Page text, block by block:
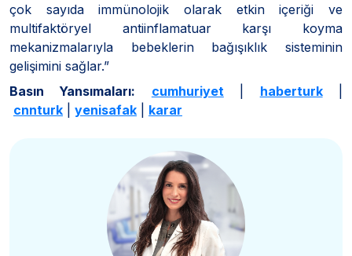
çok sayıda immünolojik olarak etkin içeriği ve
multifaktöryel antiinflamatuar karşı koyma
mekanizmalarıyla bebeklerin bağışıklık sisteminin
gelişimini sağlar.”
Basın Yansımaları:
cumhuriyet haberturk|​​​​​​​
cnnturk
yenisafak karar